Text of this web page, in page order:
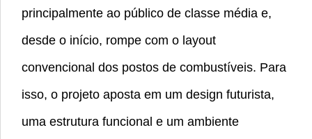
principalmente ao público de classe média e,
desde o início, rompe com o layout
convencional dos postos de combustíveis. Para
isso, o projeto aposta em um design futurista,
uma estrutura funcional e um ambiente